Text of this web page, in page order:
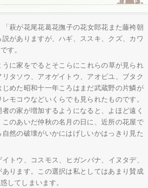
萩が花尾花葛花撫子の花女郎花また藤袴朝
がありますが、ハギ、ススキ、クズ、カワ
す。
に家をでるとそこらにこれらの草が見られ
タソウ、アオゲイトウ、アオビユ、ブタク
めた昭和十一年ころはまだ武蔵野の片鱗が
モコウなどいくらでも見られたものです。
の家が増加するようになると、よほど遠く
のあいだ仲秋の名月の日に、近所の花屋で
然の破壊がいかにはげしいかはっきり見た
トウ、コスモス、ヒガンバナ、イヌタデ、
ります。この選択は私としてはあまり賛成
してしまいます。